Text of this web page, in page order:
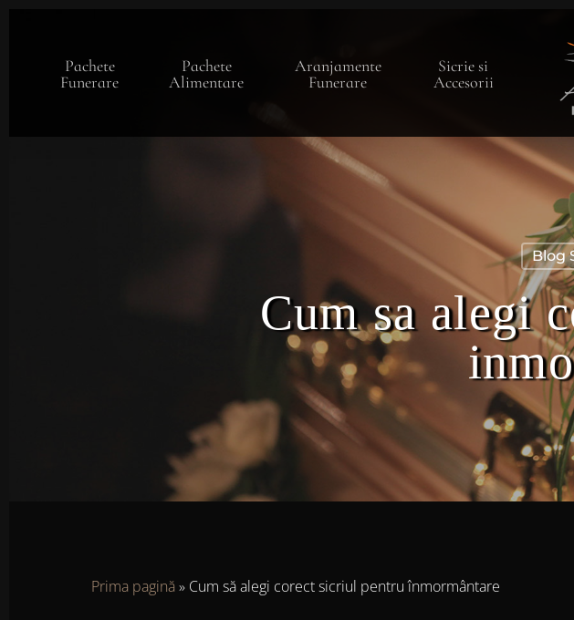
Pachete
Funerare
Pachete
Alimentare
Aranjamente
Funerare
Sicrie si
Accesorii
Blog
Cum sa alegi
Prima pagină» Cum să alegi corect sicriul pentru înmormântare